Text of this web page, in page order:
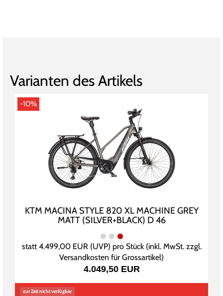
Varianten des Artikels
-10%
KTM MACINA STYLE 820 XL MACHINE GREY
MATT (SILVER+BLACK) D 46
statt4.499,00 EUR(UVP) pro Stück (inkl. MwSt. zzgl.
Versandkosten für Grossartikel)
4.049,50 EUR
zur Zeit nicht verfügbar